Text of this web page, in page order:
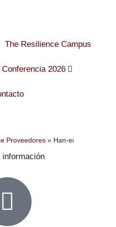
The Resilience Campus
Conferencia 2026
Proveedores» Han-ei